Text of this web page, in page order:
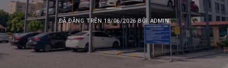
ĐÃ ĐĂNG TRÊN 18/06/2026 BỞI ADMIN